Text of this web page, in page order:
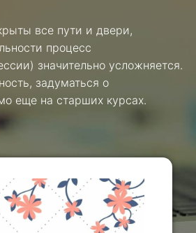
все пути и двери,
процесс
значительно усложняется.
задуматься о
еще на старших курсах.